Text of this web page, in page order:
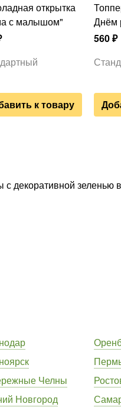
с малышом"
к товару
Топпер к букету "С
Днём
560₽
декоративной зеленью
Челны
Новгород